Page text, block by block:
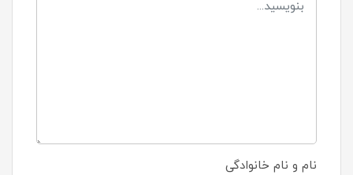
نام و نام خانوادگی